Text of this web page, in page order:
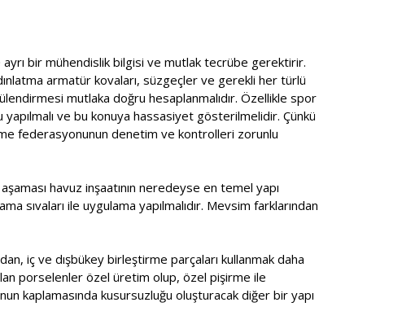
bir mühendislik bilgisi ve mutlak tecrübe gerektirir.
armatür kovaları, süzgeçler ve gerekli her türlü
mutlaka doğru hesaplanmalıdır. Özellikle spor
yapılmalı ve bu konuya hassasiyet gösterilmelidir. Çünkü
federasyonunun denetim ve kontrolleri zorunlu
havuz inşaatının neredeyse en temel yapı
sıvaları ile uygulama yapılmalıdır. Mevsim farklarından
iç ve dışbükey birleştirme parçaları kullanmak daha
porselenler özel üretim olup, özel pişirme ile
kaplamasında kusursuzluğu oluşturacak diğer bir yapı